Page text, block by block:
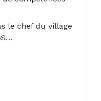
le chef du village